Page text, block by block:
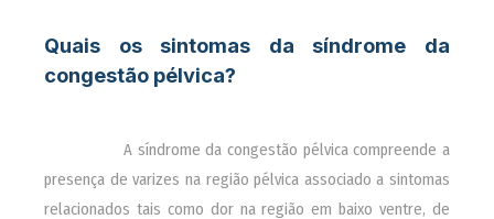
Quais os sintomas da síndrome da
congestão pélvica?
A síndrome da congestão pélvica compreende a
presença de varizes na região pélvica associado a sintomas
relacionados tais como dor na região em baixo ventre, de